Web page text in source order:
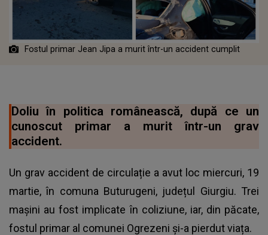
Fostul primar Jean Jipa a murit într-un accident cumplit
Doliu în politica românească, după ce un
cunoscut primar a murit într-un grav
accident.
Un grav accident de circulație a avut loc miercuri, 19
martie, în comuna Buturugeni, județul Giurgiu. Trei
mașini au fost implicate în coliziune, iar, din păcate,
fostul primar al comunei Ogrezeni și-a pierdut viața.